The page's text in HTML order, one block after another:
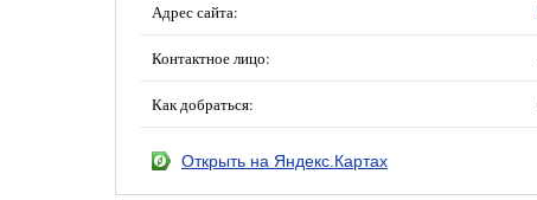
Адрес сайта:
Контактное лицо:
Как добраться:
Открыть на Яндекс.Картах